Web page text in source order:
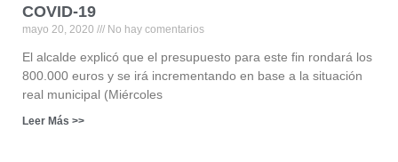
COVID-19
mayo 20, 2020 No hay comentarios
El alcalde explicó que el presupuesto para este fin rondará los
800.000 euros y se irá incrementando en base a la situación
real municipal (Miércoles
Leer Más >>